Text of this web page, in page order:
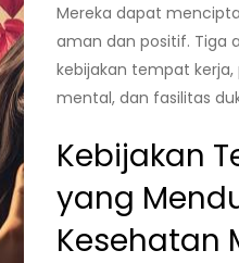
Mereka dapat
aman dan positif. Tiga
kebijakan tempat
mental, dan fasilitas
Kebijakan
yang
Kesehatan